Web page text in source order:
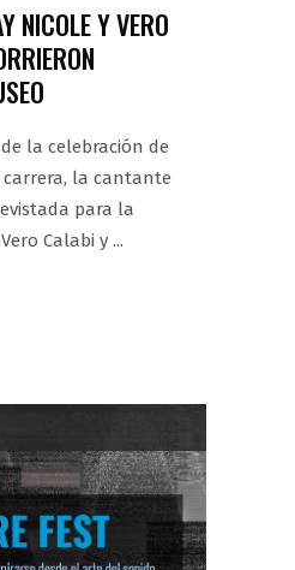
NICOLE Y VERO
la celebración de
carrera, la cantante
para la
Calabi y